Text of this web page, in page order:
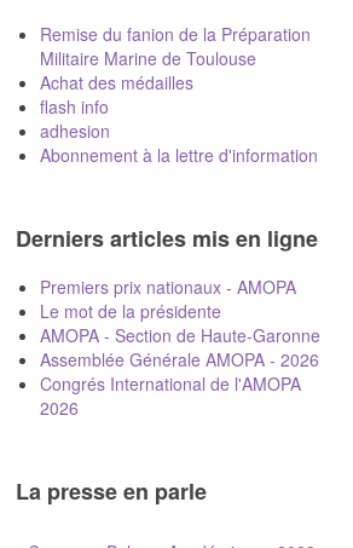
Remise du fanion de la Préparation
Militaire Marine de Toulouse
Achat des médailles
flash info
adhesion
Abonnement à la lettre d'information
Derniers articles mis en ligne
Premiers prix nationaux - AMOPA
Le mot de la présidente
AMOPA - Section de Haute-Garonne
Assemblée Générale AMOPA - 2026
Congrés International de l'AMOPA
2026
La presse en parle